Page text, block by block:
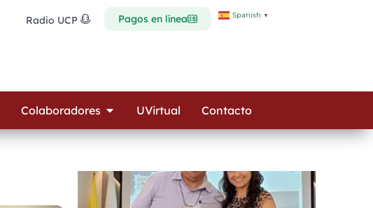
Radio UCP Pagos en línea Spanish ▼
Colaboradores Open Colaboradores
UVirtual Contacto